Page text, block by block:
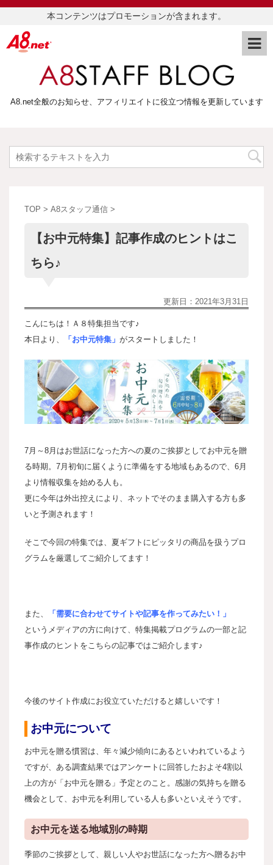
本コンテンツはプロモーションが含まれます。
A8.net全般のお知らせ、アフィリエイトに役立つ情報を更新しています
TOP > A8スタッフ通信 >
【お中元特集】記事作成のヒントはこ
ちら♪
更新日： 2021年3月31日
こんにちは！Ａ８特集担当です♪
本日より、
「お中元特集」 がスタートしました！
7月～8月はお世話になった方への夏のご挨拶としてお中元を贈
る時期。 7月初旬に届くように準備をする地域もあるので、6月
より情報収集を始める人も。
更に今年は外出控えにより、ネットでそのまま購入する方も多
いと予測されます！
そこで今回の特集では、夏ギフトにピッタリの商品を扱うプロ
グラムを厳選してご紹介してます！
また、
「需要に合わせてサイトや記事を作ってみたい！」
というメディアの方に向けて、特集掲載プログラムの一部と記
事作成のヒントをこちらの記事ではご紹介します♪
今後のサイト作成にお役立ていただけると嬉しいです！
お中元について
お中元を贈る慣習は、年々減少傾向にあるといわれているよう
ですが、ある調査結果ではアンケートに回答したおよそ4割以
上の方が「お中元を贈る」予定とのこと。 感謝の気持ちを贈る
機会として、お中元を利用している人も多いといえそうです。
お中元を送る地域別の時期
季節のご挨拶として、親しい人やお世話になった方へ贈るお中